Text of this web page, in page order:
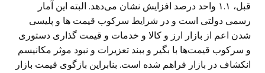
قبل، ۱.۱ واحد درصد افزایش نشان می‌دهد. البته این آمار
رسمی دولتی است و در شرایط سرکوب قیمت ها و پلیسی
شدن اعم از بازار ارز و کالا و خدمات و قیمت گذاری دستوری
و سرکوب قیمت‌ها با بگیر و ببند تعزیرات و نبود موثر مکانیسم
انکشاف در بازار فراهم شده است. بنابراین بازگوی قیمت بازار